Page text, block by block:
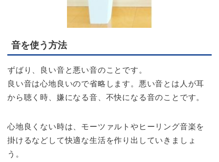
音を使う方法
ずばり、良い音と悪い音のことです。
良い音は心地良いので省略します。悪い音とは人が耳
から聴く時、嫌になる音、不快になる音のことです。
心地良くない時は、モーツァルトやヒーリング音楽を
掛けるなどして快適な生活を作り出していきましょ
う。